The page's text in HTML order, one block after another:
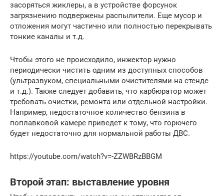
засоряться жиклеры, а в устройстве форсунок
загрязнению подвержены распылители. Еще мусор и
отложения могут частично или полностью перекрывать
тонкие каналы и т.д.
Чтобы этого не происходило, инжектор нужно
периодически чистить одним из доступных способов
(ультразвуком, специальными очистителями на стенде
и т.д.). Также следует добавить, что карбюратор может
требовать очистки, ремонта или отдельной настройки.
Например, недостаточное количество бензина в
поплавковой камере приведет к тому, что горючего
будет недостаточно для нормальной работы ДВС.
https://youtube.com/watch?v=-ZZWBRzBBGM
Второй этап: выставление уровня